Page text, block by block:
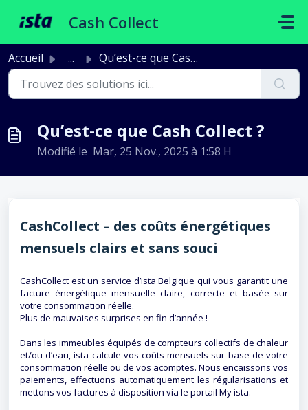
Cash Collect
Accueil ... Qu’est-ce que Cash Collect ?
Qu’est-ce que Cash Collect ?
Modifié le Mar, 25 Nov., 2025 à 1:58 H
CashCollect – des coûts énergétiques
mensuels clairs et sans souci
CashCollect est un service d’ista Belgique qui vous garantit une
facture énergétique mensuelle claire, correcte et basée sur
votre consommation réelle.
Plus de mauvaises surprises en fin d’année !
Dans les immeubles équipés de compteurs collectifs de chaleur
et/ou d’eau, ista calcule vos coûts mensuels sur base de votre
consommation réelle ou de vos acomptes. Nous encaissons vos
paiements, effectuons automatiquement les régularisations et
mettons vos factures à disposition via le portail My ista.